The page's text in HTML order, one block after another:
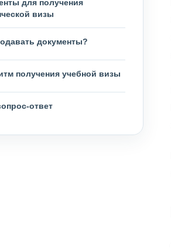
для получения
визы
документы?
получения учебной визы
ответ